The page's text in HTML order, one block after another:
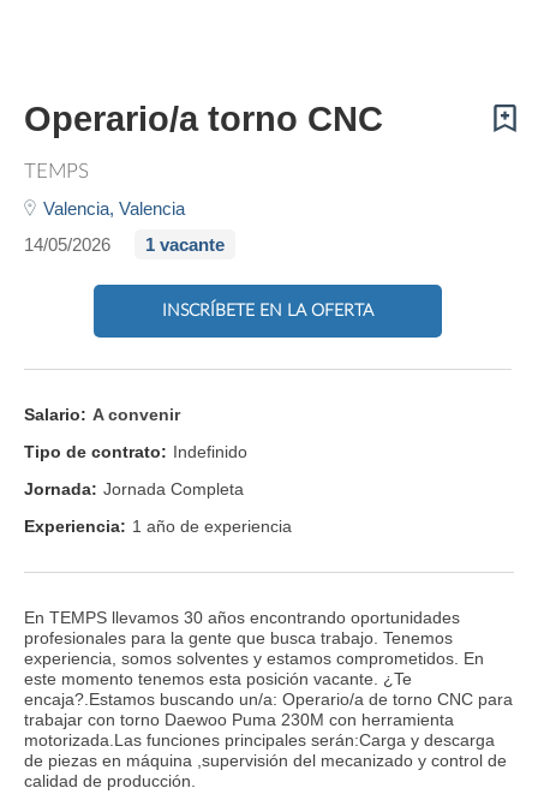
Operario/a torno CNC
TEMPS
Valencia, Valencia
14/05/2026
1 vacante
INSCRÍBETE EN LA OFERTA
Salario: A convenir
Tipo de contrato: Indefinido
Jornada: Jornada Completa
Experiencia: 1 año de experiencia
En TEMPS llevamos 30 años encontrando oportunidades
profesionales para la gente que busca trabajo. Tenemos
experiencia, somos solventes y estamos comprometidos. En
este momento tenemos esta posición vacante. ¿Te
encaja?.Estamos buscando un/a: Operario/a de torno CNC para
trabajar con torno Daewoo Puma 230M con herramienta
motorizada.Las funciones principales serán:Carga y descarga
de piezas en máquina ,supervisión del mecanizado y control de
calidad de producción.